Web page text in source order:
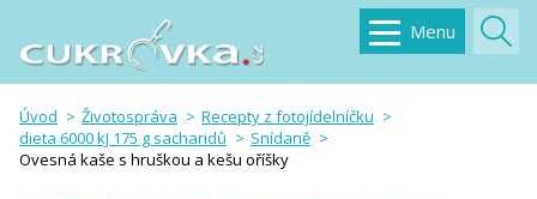
Menu
Úvod Životospráva
Recepty z fotojídelníčku
dieta 6000 kJ 175 g sacharidů
Snídaně
Ovesná kaše s hruškou a kešu oříšky